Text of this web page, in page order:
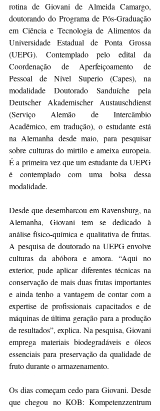
rotina de Giovani de Almeida Camargo,
doutorando do Programa de Pós-Graduação
em Ciência e Tecnologia de Alimentos da
Universidade Estadual de Ponta Grossa
(UEPG). Contemplado pelo edital da
Coordenação de Aperfeiçoamento de
Pessoal de Nível Superio (Capes), na
modalidade Doutorado Sanduíche pela
Deutscher Akademischer Austauschdienst
(Serviço Alemão de Intercâmbio
Acadêmico, em tradução), o estudante está
na Alemanha desde maio, para pesquisar
sobre culturas do mirtilo e ameixa europeia.
É a primeira vez que um estudante da UEPG
é contemplado com uma bolsa dessa
modalidade.
Desde que desembarcou em Ravensburg, na
Alemanha, Giovani tem se dedicado à
análise físico-química e qualitativa de frutas.
A pesquisa de doutorado na UEPG envolve
culturas da abóbora e amora. “Aqui no
exterior, pude aplicar diferentes técnicas na
conservação de mais duas frutas importantes
e ainda tenho a vantagem de contar com a
expertise de profissionais capacitados e de
máquinas de última geração para a produção
de resultados”, explica. Na pesquisa, Giovani
emprega materiais biodegradáveis e óleos
essenciais para preservação da qualidade de
fruto durante o armazenamento.
Os dias começam cedo para Giovani. Desde
que chegou no KOB: Kompetenzzentrum